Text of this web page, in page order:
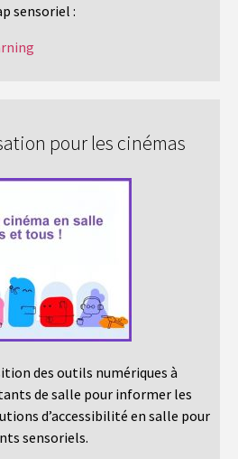
sensoriel :
pour les cinémas
des outils numériques à
de salle pour informer les
d’accessibilité en salle pour
sensoriels.